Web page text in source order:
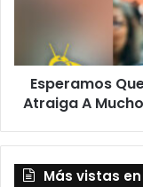
Atraiga
A
Muchos
Visitantes:
Esperamos
Atraiga A
Más vistas